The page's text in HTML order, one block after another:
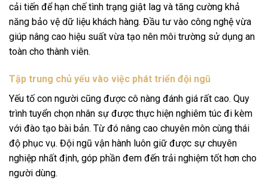
cải tiến để hạn chế tình trạng giật lag và tăng cường khả
năng bảo vệ dữ liệu khách hàng. Đầu tư vào công nghệ vừa
giúp nâng cao hiệu suất vừa tạo nên môi trường sử dụng an
toàn cho thành viên.
Tập trung chủ yếu vào việc phát triển đội ngũ
Yếu tố con người cũng được cô nàng đánh giá rất cao. Quy
trình tuyển chọn nhân sự được thực hiện nghiêm túc đi kèm
với đào tạo bài bản. Từ đó nâng cao chuyên môn cùng thái
độ phục vụ. Đội ngũ vận hành luôn giữ được sự chuyên
nghiệp nhất định, góp phần đem đến trải nghiệm tốt hơn cho
người dùng.